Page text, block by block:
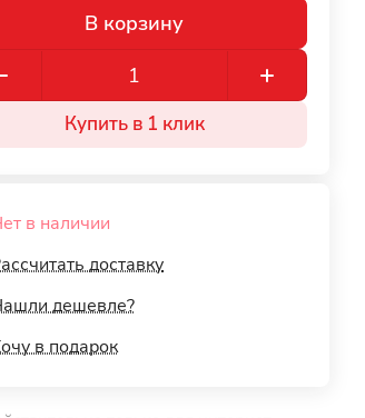
В корзину
Купить в 1 клик
в наличии
доставку
дешевле?
в подарок